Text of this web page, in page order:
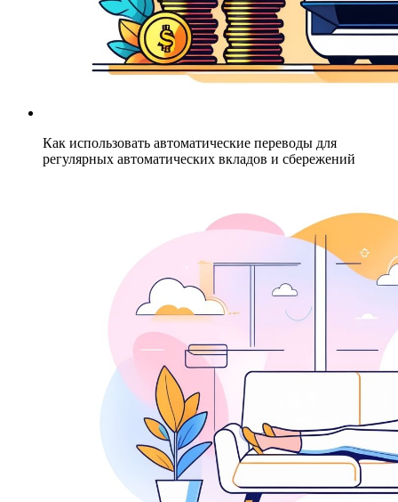
Как использовать автоматические переводы для
регулярных автоматических вкладов и сбережений